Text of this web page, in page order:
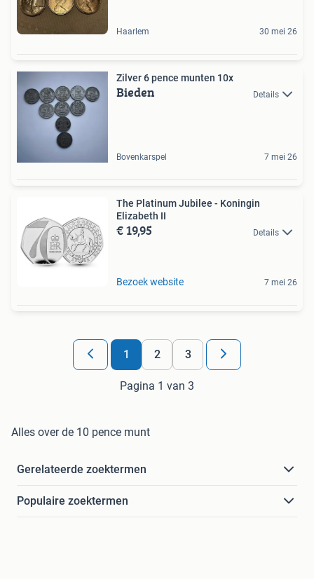
Haarlem 30 mei 26
Zilver 6 pence munten 10x
Bieden Details
Bovenkarspel 7 mei 26
The Platinum Jubilee - Koningin
Elizabeth II
€ 19,95 Details
Bezoek website 7 mei 26
1 2 3
Pagina 1 van 3
Alles over de 10 pence munt
Gerelateerde zoektermen
Populaire zoektermen